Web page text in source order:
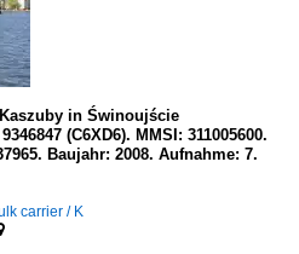
in Świnoujście
(C6XD6). MMSI: 311005600.
Baujahr: 2008. Aufnahme: 7.
carrier / K